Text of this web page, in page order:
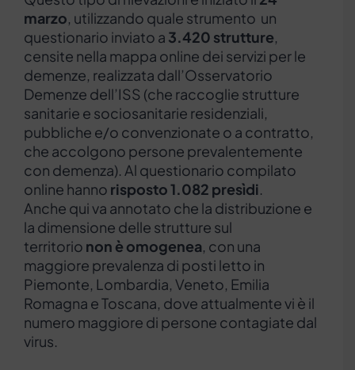
marzo, utilizzando quale strumento un
questionario inviato a 3.420 strutture,
censite nella mappa online dei servizi per le
demenze, realizzata dall’Osservatorio
Demenze dell’ISS (che raccoglie strutture
sanitarie e sociosanitarie residenziali,
pubbliche e/o convenzionate o a contratto,
che accolgono persone prevalentemente
con demenza). Al questionario compilato
online hanno risposto 1.082 presìdi.
Anche qui va annotato che la distribuzione e
la dimensione delle strutture sul
territorio non è omogenea, con una
maggiore prevalenza di posti letto in
Piemonte, Lombardia, Veneto, Emilia
Romagna e Toscana, dove attualmente vi è il
numero maggiore di persone contagiate dal
virus.